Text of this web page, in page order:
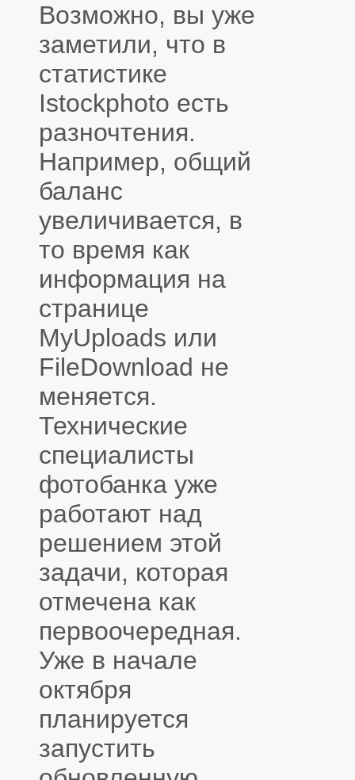
Возможно, вы уже
заметили, что в
статистике
Istockphoto есть
разночтения.
Например, общий
баланс
увеличивается, в
то время как
информация на
странице
MyUploads или
FileDownload не
меняется.
Технические
специалисты
фотобанка уже
работают над
решением этой
задачи, которая
отмечена как
первоочередная.
Уже в начале
октября
планируется
запустить